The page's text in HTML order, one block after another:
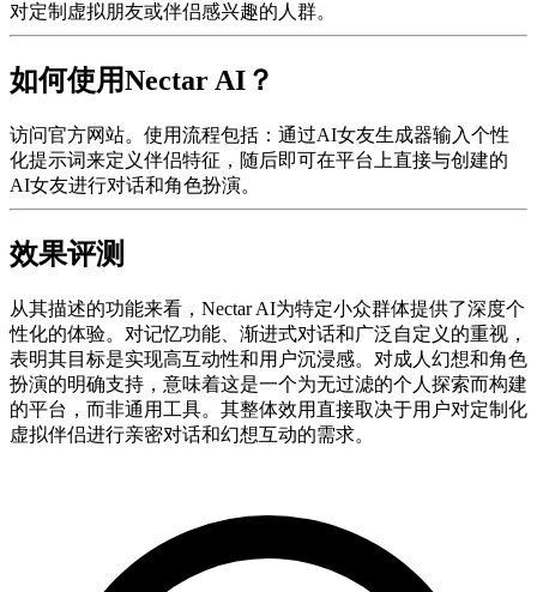
对定制虚拟朋友或伴侣感兴趣的人群。
如何使用Nectar AI？
访问官方网站。使用流程包括：通过AI女友生成器输入个性
化提示词来定义伴侣特征，随后即可在平台上直接与创建的
AI女友进行对话和角色扮演。
效果评测
从其描述的功能来看，Nectar AI为特定小众群体提供了深度个
性化的体验。对记忆功能、渐进式对话和广泛自定义的重视，
表明其目标是实现高互动性和用户沉浸感。对成人幻想和角色
扮演的明确支持，意味着这是一个为无过滤的个人探索而构建
的平台，而非通用工具。其整体效用直接取决于用户对定制化
虚拟伴侣进行亲密对话和幻想互动的需求。